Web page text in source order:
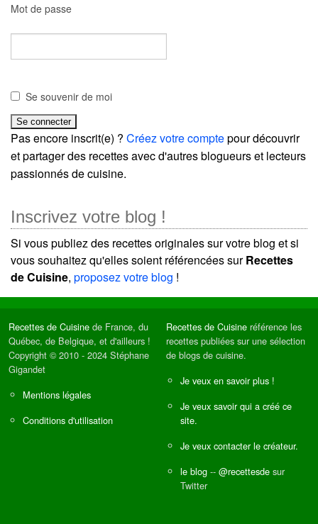
Mot de passe
Se souvenir de moi
Pas encore inscrit(e) ? Créez votre comptepour découvrir
et partager des recettes avec d'autres blogueurs et lecteurs
passionnés de cuisine.
Inscrivez votre blog !
Si vous publiez des recettes originales sur votre blog et si
vous souhaitez qu'elles soient référencées surRecettes
de Cuisine, proposez votre blog !
Recettes de Cuisine de France, du
Québec, de Belgique, et d'ailleurs !
Copyright © 2010 - 2024 Stéphane
Gigandet
Mentions légales
Conditions d'utilisation
Recettes de Cuisine référence les
recettes publiées sur une sélection
de blogs de cuisine.
Je veux en savoir plus !
Je veux savoir qui a créé ce
site.
Je veux contacter le créateur.
le blog -- @recettesde sur
Twitter